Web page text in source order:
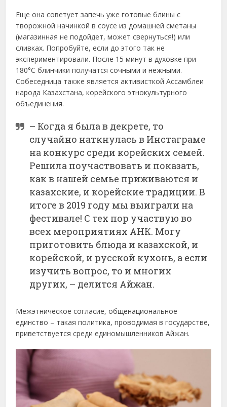
Еще она советует запечь уже готовые блины с
творожной начинкой в соусе из домашней сметаны
(магазинная не подойдет, может свернуться!) или
сливках. Попробуйте, если до этого так не
экспериментировали. После 15 минут в духовке при
180°C блинчики получатся сочными и нежными.
Собеседница также является активисткой Ассамблеи
народа Казахстана, корейского этнокультурного
объединения.
– Когда я была в декрете, то
случайно наткнулась в Инстаграме
на конкурс среди корейских семей.
Решила поучаствовать и показать,
как в нашей семье приживаются и
казахские, и корейские традиции. В
итоге в 2019 году мы выиграли на
фестивале! С тех пор участвую во
всех мероприятиях АНК. Могу
приготовить блюда и казахской, и
корейской, и русской кухонь, а если
изу­чить вопрос, то и многих
других, – делится Айжан.
Межэтническое согласие, общенациональное
единство – такая политика, проводимая в государстве,
приветствуется среди единомышленников Айжан.